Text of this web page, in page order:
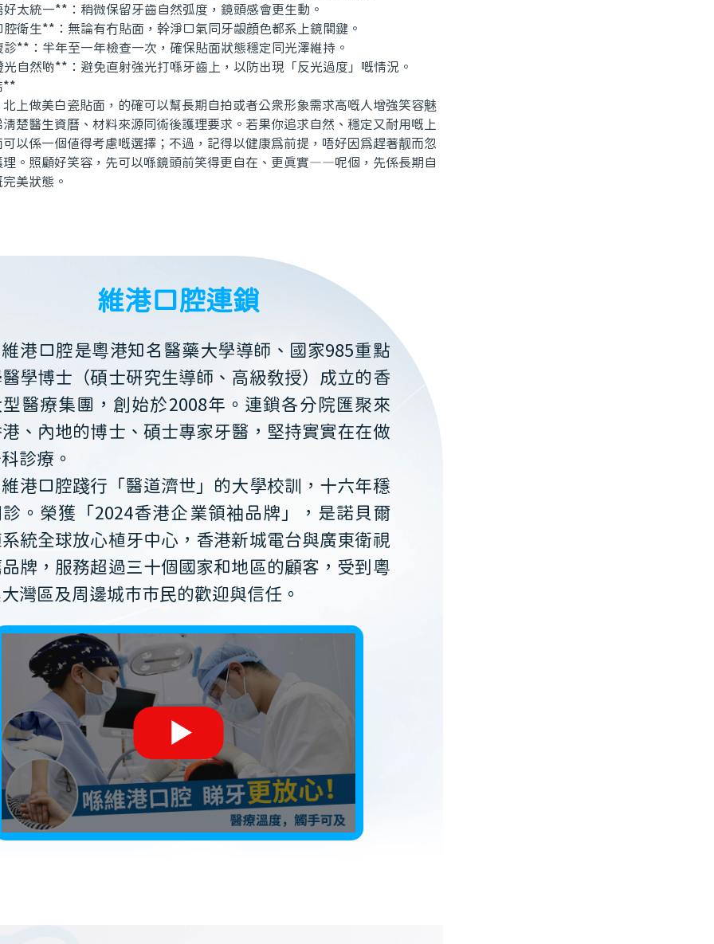
統一**：稍微保留牙齒自然弧度，鏡頭感會更生動。
生**：無論有冇貼面，幹淨口氣同牙龈顔色都系上鏡關鍵。
：半年至一年檢查一次，確保貼面狀態穩定同光澤維持。
然啲**：避免直射強光打喺牙齒上，以防出現「反光過度」嘅情況。
做美白瓷貼面，的確可以幫長期自拍或者公衆形象需求高嘅人增強笑容魅
楚醫生資曆、材料來源同術後護理要求。若果你追求自然、穩定又耐用嘅上
以係一個值得考慮嘅選擇；不過，記得以健康爲前提，唔好因爲趕著靓而忽
理。照顧好笑容，先可以喺鏡頭前笑得更自在、更真實——呢個，先係長期自
美狀態。
維港口腔連鎖
維港口腔是粵港知名醫藥大學導師、國家985重點
學博士（碩士研究生導師、高級教授）成立的香
醫療集團，創始於2008年。連鎖各分院匯聚來
、內地的博士、碩士專家牙醫，堅持實實在在做
診療。
維港口腔踐行「醫道濟世」的大學校訓，十六年穩
。榮獲「2024香港企業領袖品牌」，是諾貝爾
統全球放心植牙中心，香港新城電台與廣東衛視
牌，服務超過三十個國家和地區的顧客，受到粵
灣區及周邊城市市民的歡迎與信任。